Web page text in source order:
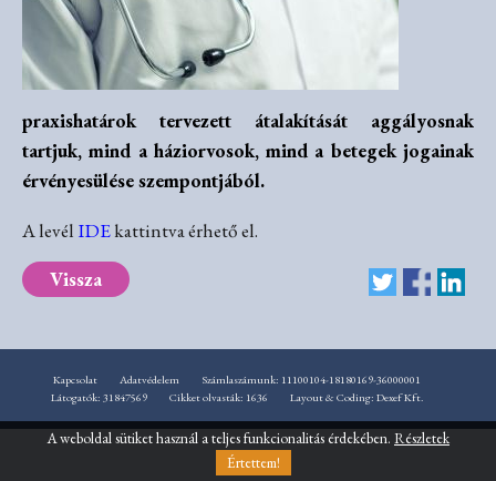
praxishatárok tervezett átalakítását aggályosnak
tartjuk, mind a háziorvosok, mind a betegek jogainak
érvényesülése szempontjából.
A levél IDEkattintva érhető el.
Vissza
Kapcsolat Adatvédelem
Számlaszámunk: 11100104-18180169-36000001
Látogatók: 31847569
Cikket olvasták: 1636 Layout & Coding: Dexef Kft.
A weboldal sütiket használ a teljes funkcionalitás érdekében. Részletek